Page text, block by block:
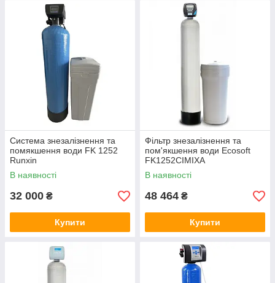
Система знезалізнення та
помякшення води FK 1252
Runxin
В наявності
32 000 ₴
Купити
Фільтр знезалізнення та
пом'якшення води Ecosoft
FK1252CIMIXA
В наявності
48 464 ₴
Купити